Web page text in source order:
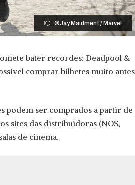
©Jay Maidment / Marvel
bater recordes: Deadpool &
comprar bilhetes muito antes
podem ser comprados a partir de
sites das distribuidoras (NOS,
de cinema.